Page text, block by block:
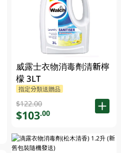
威露士衣物消毒劑清新檸
檬 3LT
指定分類送贈品
$122.00
$103.00